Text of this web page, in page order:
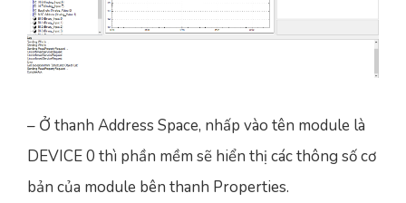
– Ở thanh Address Space, nhấp vào tên module là
DEVICE 0 thì phần mềm sẽ hiển thị các thông số cơ
bản của module bên thanh Properties.